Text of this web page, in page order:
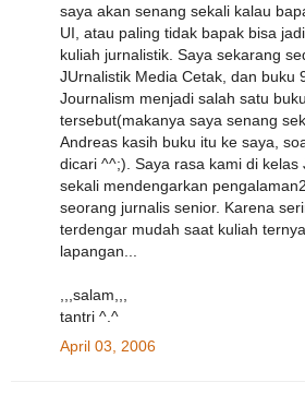
saya akan senang sekali kalau
UI, atau paling tidak bapak bisa
kuliah jurnalistik. Saya sekarang
JUrnalistik Media Cetak, dan buku
Journalism menjadi salah satu
tersebut(makanya saya senang
Andreas kasih buku itu ke saya,
dicari ^^;). Saya rasa kami di kelas
sekali mendengarkan
seorang jurnalis senior. Karena
terdengar mudah saat kuliah
lapangan...
,,,salam,,,
tantri ^.^
April 03, 2006